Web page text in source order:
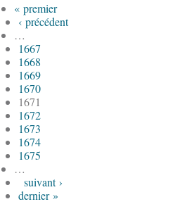
« premier
‹ précédent
…
1667
1668
1669
1670
1671
1672
1673
1674
1675
…
suivant ›
dernier »